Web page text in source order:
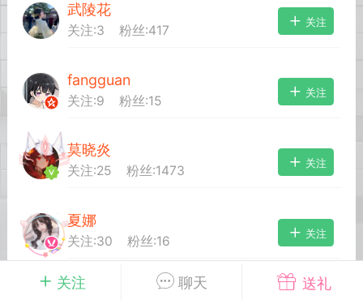
02-10 15:45
电脑端
卖挂
禁止发布联机可用的作弊模组，
作弊模组的发布规范近期收到一些信息
作弊模组在联机服务器使用,为了维护游
模组的发布行为：1. *...
72
大人
Lv.8
关注 聊天 送礼
武陵花
关注:3 粉丝:417
关注
fangguan
关注:9 粉丝:15
关注
莫晓炎
关注:25 粉丝:1473
关注
夏娜
关注:30 粉丝:16
关注
雾凇